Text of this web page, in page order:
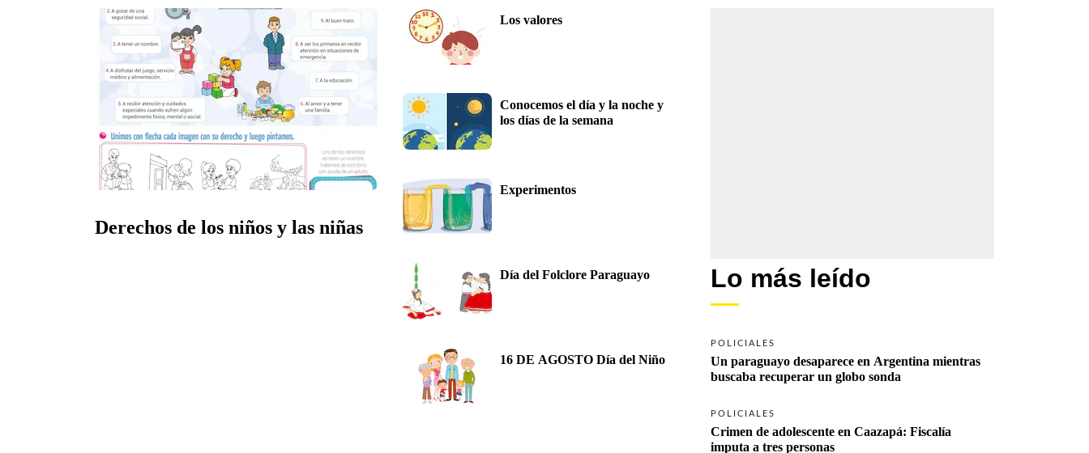
Derechos de los niños y las niñas
Los valores
Conocemos el día y la noche y
los días de la semana
Experimentos
Día del Folclore Paraguayo
16 DE AGOSTO Día del Niño
Lo más leído
POLICIALES
Un paraguayo desaparece en Argentina mientras
POLICIALES
Crimen de adolescente en Caazapá: Fiscalía